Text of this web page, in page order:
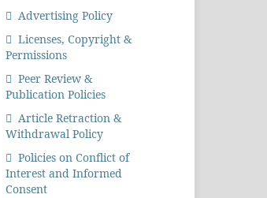
Advertising Policy
Licenses, Copyright &
Permissions
Peer Review &
Publication Policies
Article Retraction &
Withdrawal Policy
Policies on Conflict of
Interest and Informed
Consent